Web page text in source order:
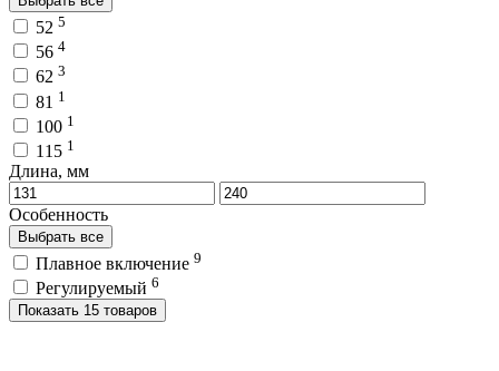
52 5
56 4
62 3
81 1
100 1
115 1
Длина, мм
Особенность
Выбрать все
Плавное включение 9
Регулируемый 6
Показать 15 товаров